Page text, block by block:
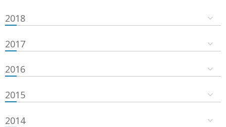
2018
2017
2016
2015
2014